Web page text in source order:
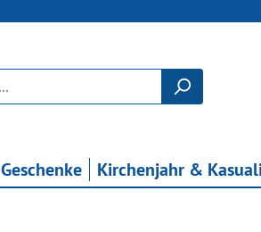
Geschenke Kirchenjahr &